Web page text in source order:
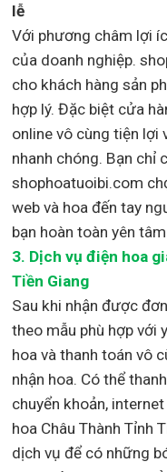
lễ
Với phương châm lợi
của doanh nghiệp.
cho khách hàng sản
hợp lý. Đặc biệt cửa
online vô cùng tiện lợi
nhanh chóng. Bạn chỉ
shophoatuoibi.com
web và hoa đến tay
bạn hoàn toàn yên tâm
3. Dịch vụ điện hoa
Tiền Giang
Sau khi nhận được
theo mẫu phù hợp với
hoa và thanh toán vô
nhận hoa. Có thể
chuyển khoản,
hoa Châu Thành Tỉnh
dịch vụ để có những